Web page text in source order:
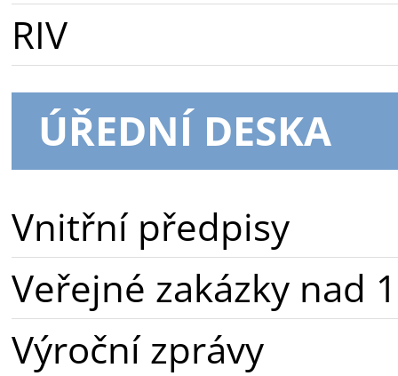
RIV
ÚŘEDNÍ DESKA
Vnitřní předpisy
Veřejné zakázky nad
Výroční zprávy